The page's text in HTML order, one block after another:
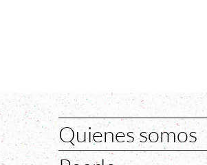
Quienes somos